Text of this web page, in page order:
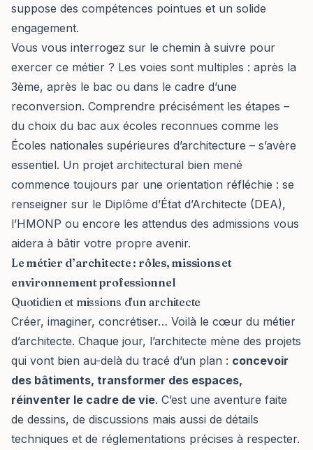
suppose des compétences pointues et un solide
engagement.
Vous vous interrogez sur le chemin à suivre pour
exercer ce métier ? Les voies sont multiples : après la
3ème, après le bac ou dans le cadre d’une
reconversion. Comprendre précisément les étapes –
du choix du bac aux écoles reconnues comme les
Écoles nationales supérieures d’architecture – s’avère
essentiel. Un projet architectural bien mené
commence toujours par une orientation réfléchie : se
renseigner sur le Diplôme d’État d’Architecte (DEA),
l’HMONP ou encore les attendus des admissions vous
aidera à bâtir votre propre avenir.
Le métier d’architecte : rôles, missions et
environnement professionnel
Quotidien et missions d’un architecte
Créer, imaginer, concrétiser… Voilà le cœur du métier
d’architecte. Chaque jour, l’architecte mène des projets
qui vont bien au-delà du tracé d’un plan : concevoir
des bâtiments, transformer des espaces,
réinventer le cadre de vie. C’est une aventure faite
de dessins, de discussions mais aussi de détails
techniques et de réglementations précises à respecter.